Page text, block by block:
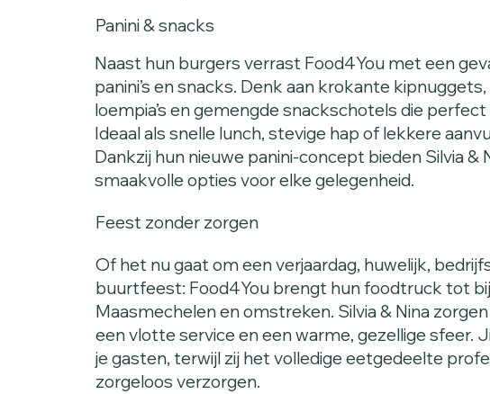
Panini & snacks
Naast hun burgers verrast Food4You met een
panini’s en snacks. Denk aan krokante
loempia’s en gemengde snackschotels die
Ideaal als snelle lunch, stevige hap of lekkere
Dankzij hun nieuwe panini-concept bieden Silvia &
smaakvolle opties voor elke gelegenheid.
Feest zonder zorgen
Of het nu gaat om een verjaardag, huwelijk,
buurtfeest: Food4You brengt hun foodtruck tot
Maasmechelen en omstreken. Silvia & Nina
een vlotte service en een warme, gezellige sfeer.
je gasten, terwijl zij het volledige eetgedeelte
zorgeloos verzorgen.